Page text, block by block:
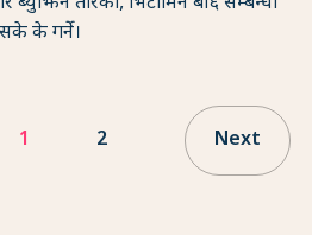
के गर्ने।
1 2 Next